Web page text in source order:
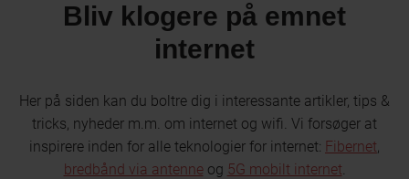
Bliv klogere på emnet
internet
Her på siden kan du boltre dig i interessante artikler, tips &
tricks, nyheder m.m. om internet og wifi. Vi forsøger at
inspirere inden for alle teknologier for internet: Fibernet,
bredbånd via antenneog 5G mobilt internet.